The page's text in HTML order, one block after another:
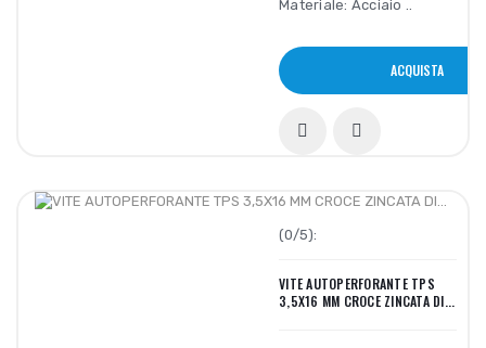
Materiale: Acciaio ..
ACQUISTA
(0/5):
VITE AUTOPERFORANTE TPS
3,5X16 MM CROCE ZINCATA DI...